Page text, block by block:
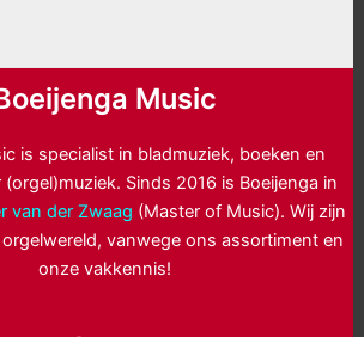
Music
is specialist in bladmuziek, boeken en
Sinds 2016 is Boeijenga in
van der Zwaag (Master of Music). Wij zijn
vanwege ons assortiment en
onze vakkennis!